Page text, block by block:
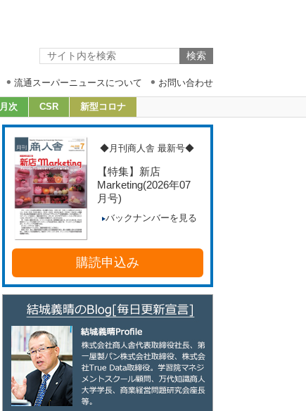
流通スーパーニュースについて お問い合わせ
月次 CSR 新型コロナ
◆月刊商人舎 最新号◆
【特集】新店
Marketing(2026年07
月号)
バックナンバーを見る
購読申込み